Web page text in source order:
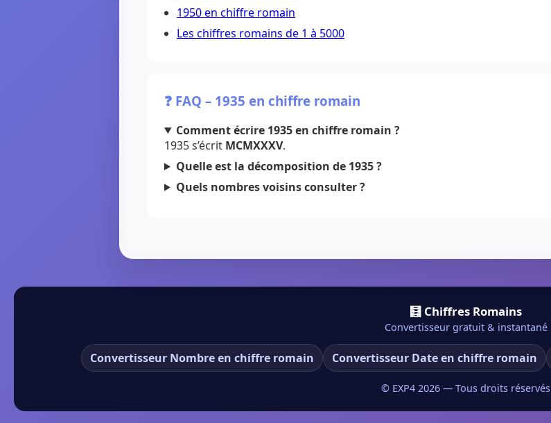
1950 en chiffre romain
Les chiffres romains de 1 à 5000
❓ FAQ – 1935 en chiffre romain
Comment écrire 1935 en chiffre romain ?
1935 s’écrit MCMXXXV.
Quelle est la décomposition de 1935 ?
Quels nombres voisins consulter ?
🧮 Chiffres Romains
Convertisseur gratuit & instantané
Convertisseur Nombre en chiffre romain Convertisseur Date en chiffre romain
© EXP4 2026 — Tous droits réservés